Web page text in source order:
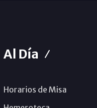
Al Día
Horarios de Misa